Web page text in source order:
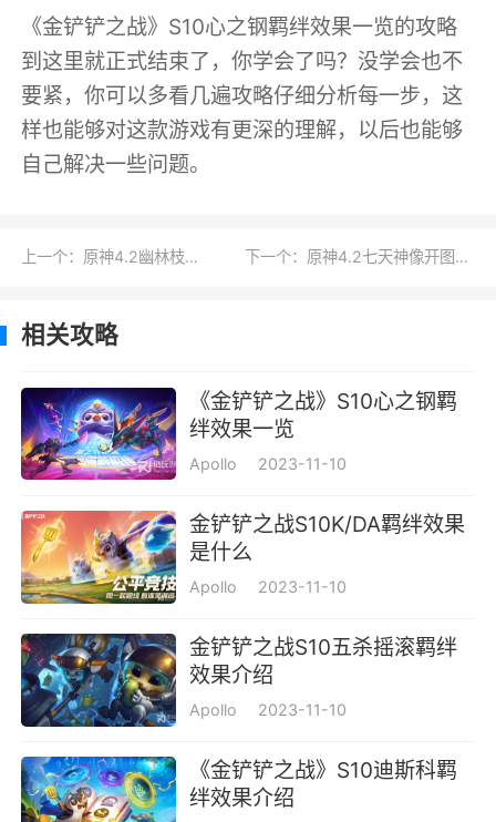
《金铲铲之战》S10心之钢羁绊效果一览的攻略
到这里就正式结束了，你学会了吗？没学会也不
要紧，你可以多看几遍攻略仔细分析每一步，这
样也能够对这款游戏有更深的理解，以后也能够
自己解决一些问题。
上一个：原神4.2幽林枝位置大全 下一个：原神4.2七天神像开图路线是什么
相关攻略
《金铲铲之战》S10心之钢羁
绊效果一览
Apollo 2023-11-10
金铲铲之战S10K/DA羁绊效果
是什么
Apollo 2023-11-10
金铲铲之战S10五杀摇滚羁绊
效果介绍
Apollo 2023-11-10
《金铲铲之战》S10迪斯科羁
绊效果介绍